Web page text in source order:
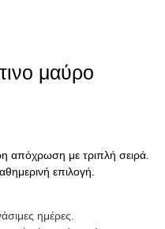
μαύρο
απόχρωση με τριπλή σειρά.
επιλογή.
ημέρες.